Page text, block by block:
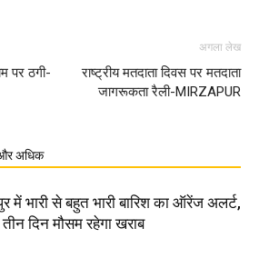
पर ठगी-
अगला लेख
राष्ट्रीय मतदाता दिवस पर मतदाता
जागरूकता रैली-MIRZAPUR
अधिक
में भारी से बहुत भारी बारिश का ऑरेंज अलर्ट,
दिन मौसम रहेगा खराब